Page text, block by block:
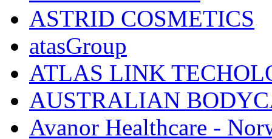
ASTRID COSMETICS
atasGroup
ATLAS LINK
AUSTRALIAN
Avanor Healthcare -